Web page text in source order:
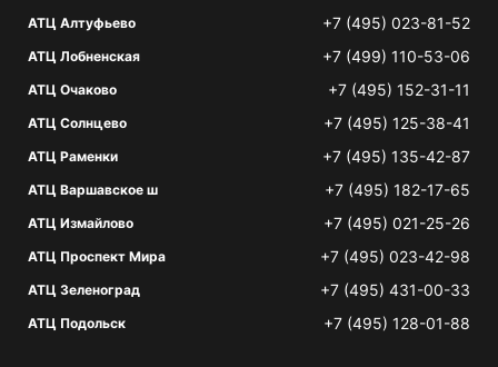
АТЦ Алтуфьево +7 (495) 023-81-52
АТЦ Лобненская +7 (499) 110-53-06
АТЦ Очаково +7 (495) 152-31-11
АТЦ Солнцево +7 (495) 125-38-41
АТЦ Раменки +7 (495) 135-42-87
АТЦ Варшавское ш +7 (495) 182-17-65
АТЦ Измайлово +7 (495) 021-25-26
АТЦ Проспект Мира +7 (495) 023-42-98
АТЦ Зеленоград +7 (495) 431-00-33
АТЦ Подольск +7 (495) 128-01-88